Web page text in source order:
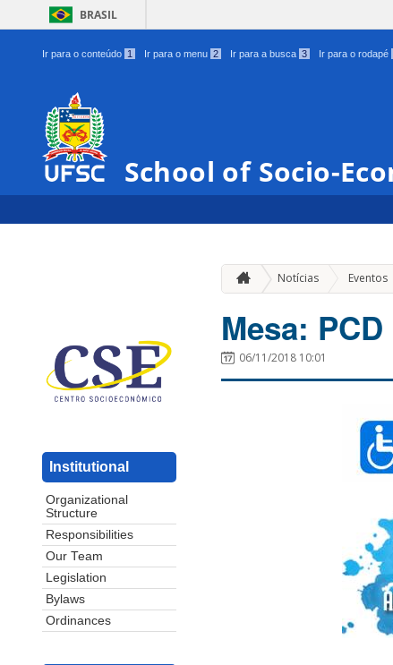
BRASIL
Ir para o conteúdo 1 Ir para o menu 2 Ir para a busca 3 Ir para o rodapé
School of Socio-
Institutional
Organizational
Structure
Responsibilities
Our Team
Legislation
Bylaws
Ordinances
Notícias Eventos
Mesa:
06/11/2018 10:01